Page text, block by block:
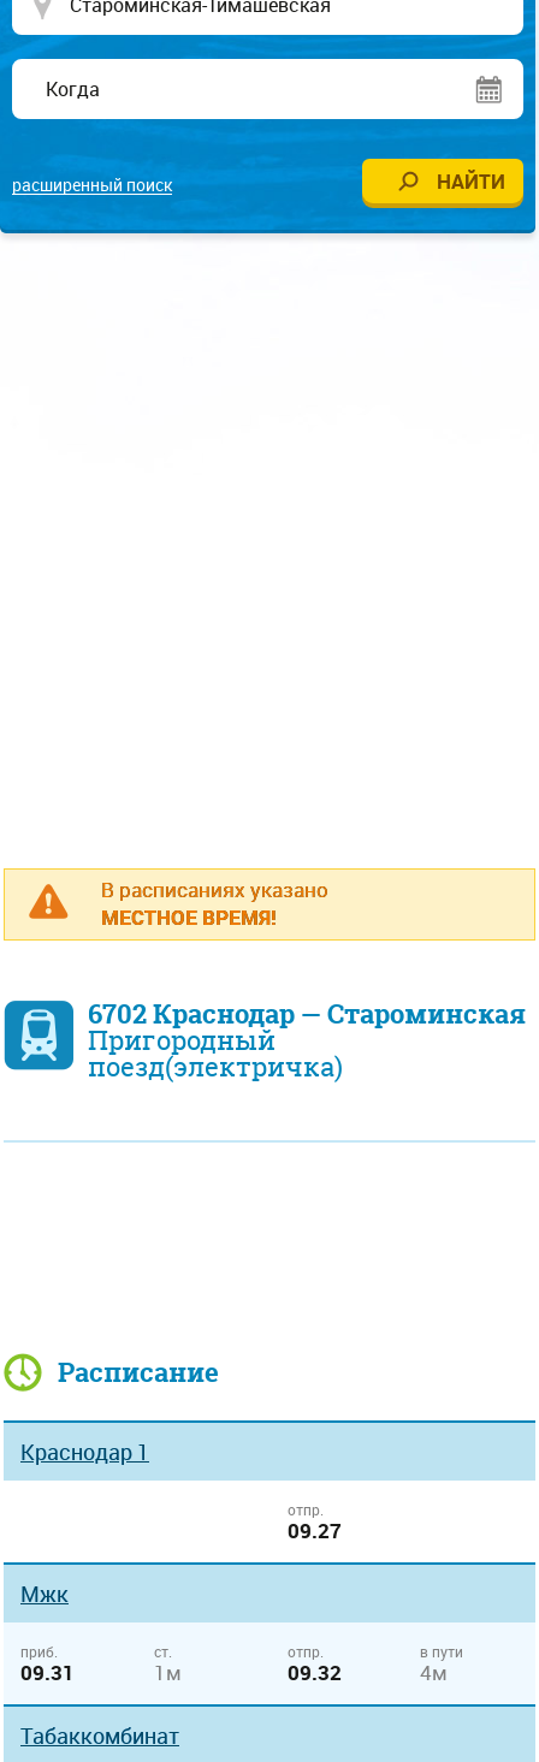
расширенный поиск
В расписаниях указано
МЕСТНОЕ ВРЕМЯ!
6702 Краснодар — Староминская
Пригородный
поезд(электричка)
Расписание
Краснодар 1
отпр.
09.27
Мжк
приб.
09.31
ст.
1м
отпр.
09.32
в пути
4м
Табаккомбинат